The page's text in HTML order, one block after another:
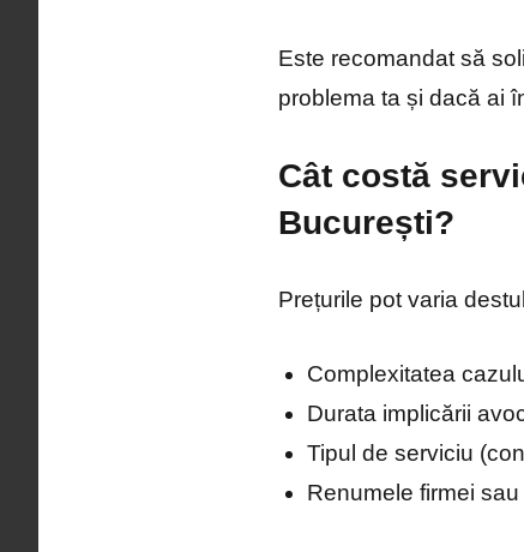
Este recomandat să
problema ta și dacă ai
Cât costă
București?
Prețurile pot varia
Complexitatea
Durata implicării
Tipul de serviciu
Renumele firmei